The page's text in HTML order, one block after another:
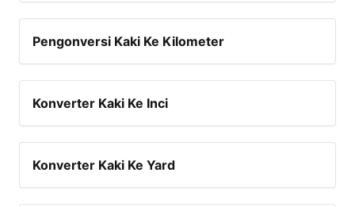
Pengonversi Kaki Ke Kilometer
Konverter Kaki Ke Inci
Konverter Kaki Ke Yard